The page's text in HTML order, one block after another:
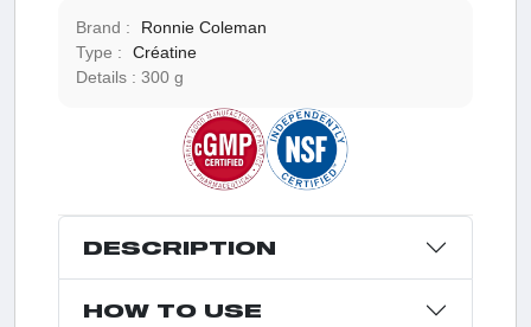
Brand :
Ronnie Coleman
Type :
Créatine
Details :
300 g
DESCRIPTION
HOW TO USE